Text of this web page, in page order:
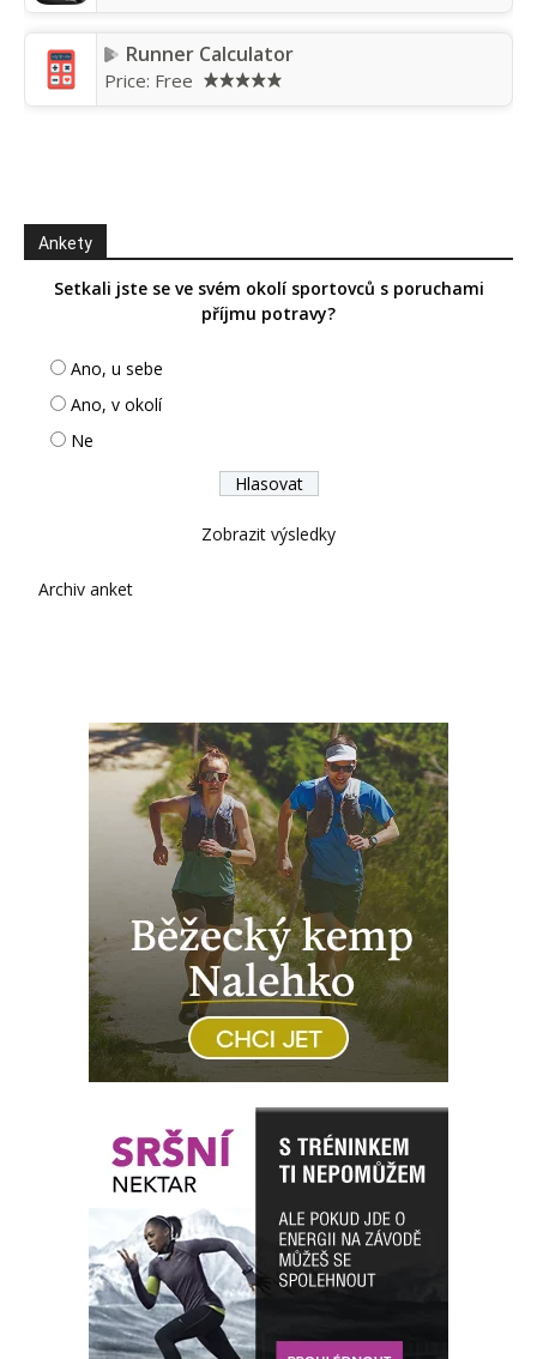
Runner Calculator
Price: Free
Ankety
Setkali jste se ve svém okolí sportovců s poruchami
příjmu potravy?
Ano, u sebe
Ano, v okolí
Ne
Zobrazit výsledky
Archiv anket